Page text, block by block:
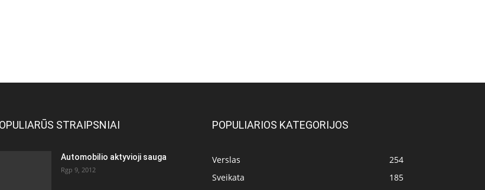
STRAIPSNIAI
Automobilio aktyvioji sauga
Rgp 9, 2012
POPULIARIOS KATEGORIJOS
Verslas
254
Sveikata
185